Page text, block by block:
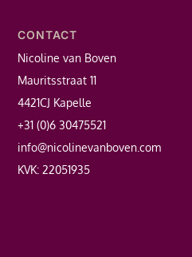
CONTACT
Nicoline van Boven
Mauritsstraat 11
4421CJ Kapelle
+31 (0)6 30475521
info@nicolinevanboven.com
KVK: 22051935